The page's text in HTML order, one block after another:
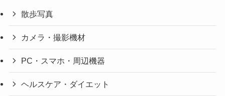
散歩写真
カメラ・撮影機材
PC・スマホ・周辺機器
ヘルスケア・ダイエット